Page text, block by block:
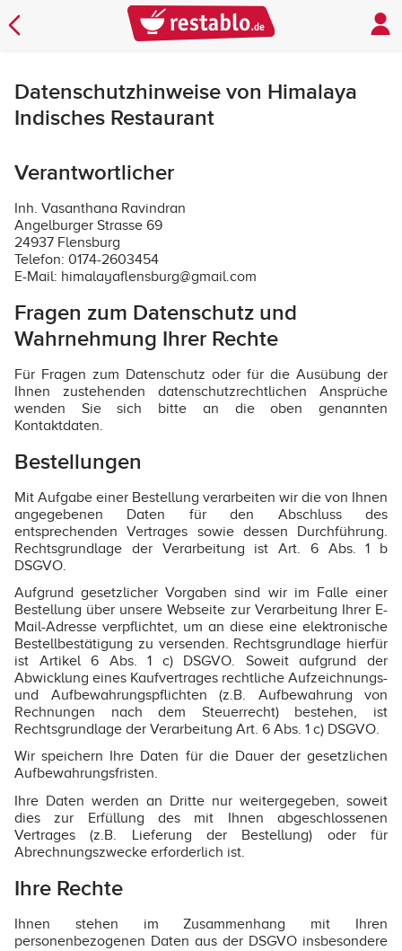
Datenschutzhinweise von Himalaya
Indisches Restaurant
Verantwortlicher
Inh. Vasanthana Ravindran
Angelburger Strasse 69
24937 Flensburg
Telefon: 0174-2603454
E-Mail: himalayaflensburg@gmail.com
Fragen zum Datenschutz und
Wahrnehmung Ihrer Rechte
Für Fragen zum Datenschutz oder für die Ausübung der
Ihnen zustehenden datenschutzrechtlichen Ansprüche
wenden Sie sich bitte an die oben genannten
Kontaktdaten.
Bestellungen
Mit Aufgabe einer Bestellung verarbeiten wir die von Ihnen
angegebenen Daten für den Abschluss des
entsprechenden Vertrages sowie dessen Durchführung.
Rechtsgrundlage der Verarbeitung ist Art. 6 Abs. 1 b
DSGVO.
Aufgrund gesetzlicher Vorgaben sind wir im Falle einer
Bestellung über unsere Webseite zur Verarbeitung Ihrer E-
Mail-Adresse verpflichtet, um an diese eine elektronische
Bestellbestätigung zu versenden. Rechtsgrundlage hierfür
ist Artikel 6 Abs. 1 c) DSGVO. Soweit aufgrund der
Abwicklung eines Kaufvertrages rechtliche Aufzeichnungs-
und Aufbewahrungspflichten (z.B. Aufbewahrung von
Rechnungen nach dem Steuerrecht) bestehen, ist
Rechtsgrundlage der Verarbeitung Art. 6 Abs. 1 c) DSGVO.
Wir speichern Ihre Daten für die Dauer der gesetzlichen
Aufbewahrungsfristen.
Ihre Daten werden an Dritte nur weitergegeben, soweit
dies zur Erfüllung des mit Ihnen abgeschlossenen
Vertrages (z.B. Lieferung der Bestellung) oder für
Abrechnungszwecke erforderlich ist.
Ihre Rechte
Ihnen stehen im Zusammenhang mit Ihren
personenbezogenen Daten aus der DSGVO insbesondere